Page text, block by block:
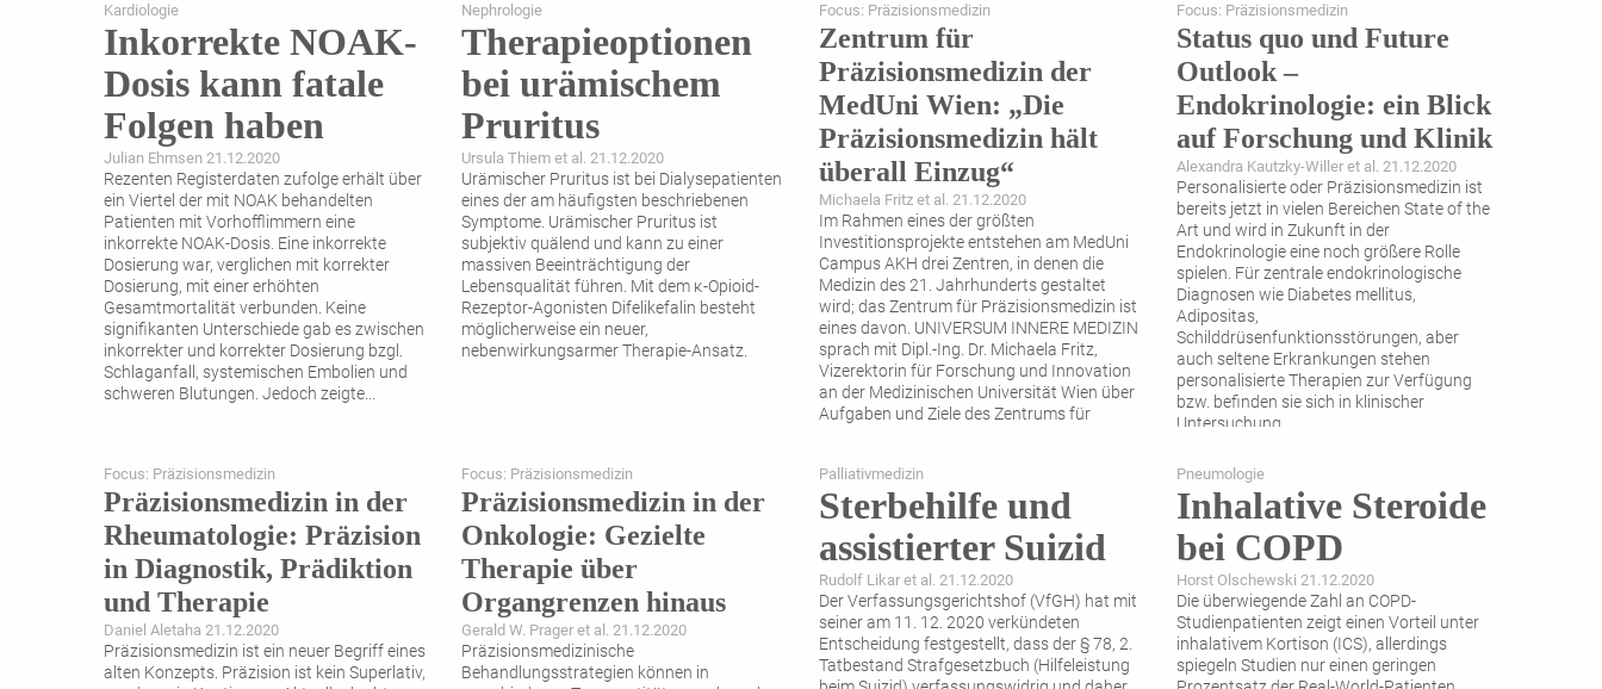
Kardiologie
Inkorrekte NOAK-
Dosis kann fatale
Folgen haben
Julian Ehmsen 21.12.2020
Rezenten Registerdaten zufolge erhält über
ein Viertel der mit NOAK behandelten
Patienten mit Vorhofflimmern eine
inkorrekte NOAK-Dosis. Eine inkorrekte
Dosierung war, verglichen mit korrekter
Dosierung, mit einer erhöhten
Gesamtmortalität verbunden. Keine
signifikanten Unterschiede gab es zwischen
inkorrekter und korrekter Dosierung bzgl.
Schlaganfall, systemischen Embolien und
schweren Blutungen. Jedoch zeigte...
Nephrologie
Therapieoptionen
bei urämischem
Pruritus
Ursula Thiem et al. 21.12.2020
Urämischer Pruritus ist bei Dialysepatienten
eines der am häufigsten beschriebenen
Symptome. Urämischer Pruritus ist
subjektiv quälend und kann zu einer
massiven Beeinträchtigung der
Lebensqualität führen. Mit dem κ-Opioid-
Rezeptor-Agonisten Difelikefalin besteht
möglicherweise ein neuer,
nebenwirkungsarmer Therapie-Ansatz.
Focus: Präzisionsmedizin
Zentrum für
Präzisionsmedizin der
MedUni Wien: „Die
Präzisionsmedizin hält
überall Einzug“
Michaela Fritz et al. 21.12.2020
Im Rahmen eines der größten
Investitionsprojekte entstehen am MedUni
Campus AKH drei Zentren, in denen die
Medizin des 21. Jahrhunderts gestaltet
wird; das Zentrum für Präzisionsmedizin ist
eines davon. UNIVERSUM INNERE MEDIZIN
sprach mit Dipl.-Ing. Dr. Michaela Fritz,
Vizerektorin für Forschung und Innovation
an der Medizinischen Universität Wien über
Aufgaben und Ziele des Zentrums für
Focus: Präzisionsmedizin
Status quo und Future
Outlook –
Endokrinologie: ein Blick
auf Forschung und Klinik
Alexandra Kautzky-Willer et al. 21.12.2020
Personalisierte oder Präzisionsmedizin ist
bereits jetzt in vielen Bereichen State of the
Art und wird in Zukunft in der
Endokrinologie eine noch größere Rolle
spielen. Für zentrale endokrinologische
Diagnosen wie Diabetes mellitus,
Adipositas,
Schilddrüsenfunktionsstörungen, aber
auch seltene Erkrankungen stehen
personalisierte Therapien zur Verfügung
bzw. befinden sie sich in klinischer
Untersuchung.
Focus: Präzisionsmedizin
Präzisionsmedizin in der
Rheumatologie: Präzision
in Diagnostik, Prädiktion
und Therapie
Daniel Aletaha 21.12.2020
Präzisionsmedizin ist ein neuer Begriff eines
alten Konzepts. Präzision ist kein Superlativ,
Focus: Präzisionsmedizin
Präzisionsmedizin in der
Onkologie: Gezielte
Therapie über
Organgrenzen hinaus
Gerald W. Prager et al. 21.12.2020
Präzisionsmedizinische
Behandlungsstrategien können in
Palliativmedizin
Sterbehilfe und
assistierter Suizid
Rudolf Likar et al. 21.12.2020
Der Verfassungsgerichtshof (VfGH) hat mit
seiner am 11. 12. 2020 verkündeten
Entscheidung festgestellt, dass der § 78, 2.
Tatbestand Strafgesetzbuch (Hilfeleistung
Pneumologie
Inhalative Steroide
bei COPD
Horst Olschewski 21.12.2020
Die überwiegende Zahl an COPD-
Studienpatienten zeigt einen Vorteil unter
inhalativem Kortison (ICS), allerdings
spiegeln Studien nur einen geringen